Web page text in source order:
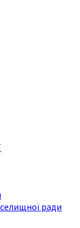
ради